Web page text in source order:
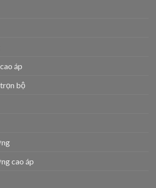
áp
bộ
cao áp